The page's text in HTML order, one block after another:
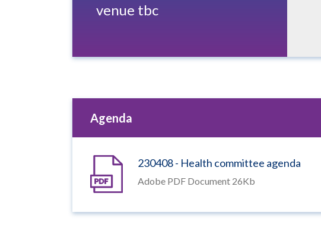
venue tbc
Agenda
230408 - Health committee agenda
Adobe PDF Document 26Kb